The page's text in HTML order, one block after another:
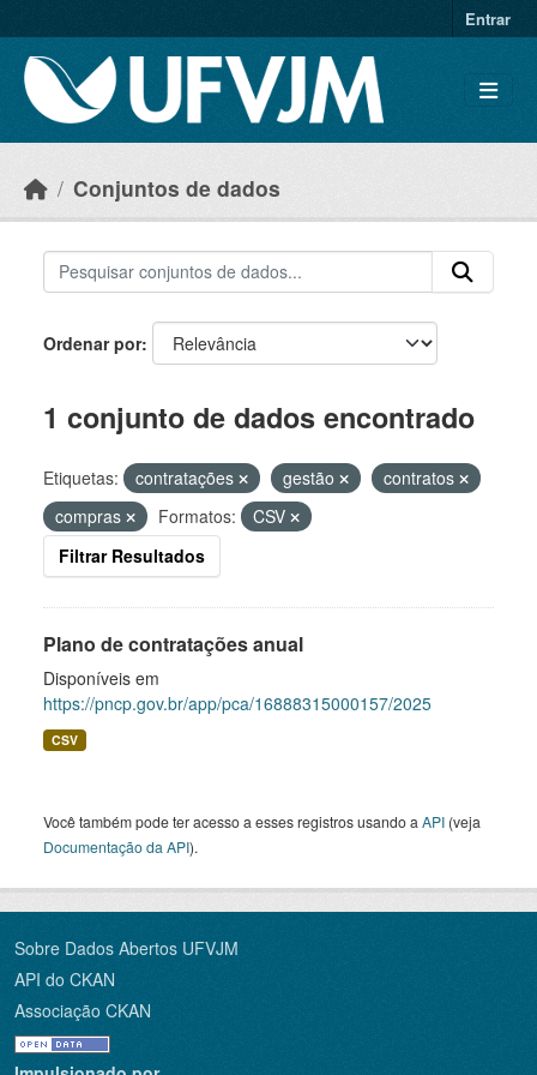
Entrar
Conjuntos de dados
Ordenar por
1 conjunto de dados encontrado
Etiquetas: contratações gestão
contratos
compras
Formatos:
CSV
Filtrar Resultados
Plano de contratações anual
Disponíveis em
https://pncp.gov.br/app/pca/16888315000157/2025
CSV
Você também pode ter acesso a esses registros usando a API (veja
Documentação da API).
Sobre Dados Abertos UFVJM
API do CKAN
Associação CKAN